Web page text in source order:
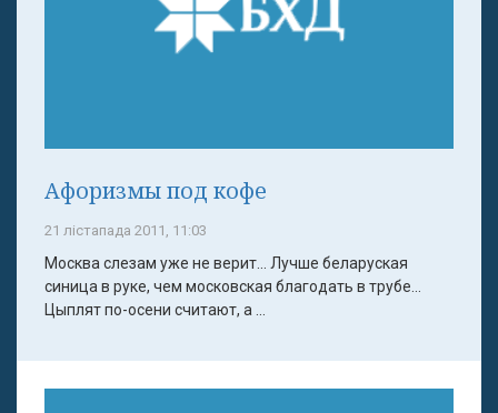
Афоризмы под кофе
21 лістапада 2011, 11:03
Москва слезам уже не верит... Лучше беларуская
синица в руке, чем московская благодать в трубе...
Цыплят по-осени считают, а ...